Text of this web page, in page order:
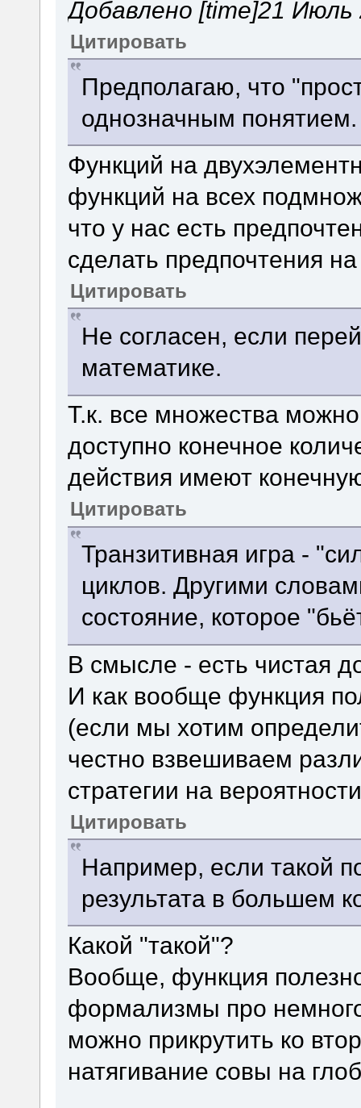
Добавлено [time]21 Июль
Цитировать
Предполагаю, что
однозначным понятием.
Функций на
функций на всех
что у нас есть
сделать предпочтения
Цитировать
Не согласен, если
математике.
Т.к. все множества
доступно конечное
действия имеют
Цитировать
Транзитивная игра -
циклов. Другими
состояние, которое
В смысле - есть чистая
И как вообще функция
(если мы хотим
честно взвешиваем
стратегии на
Цитировать
Например, если такой
результата в большем
Какой "такой"?
Вообще, функция
формализмы про
можно прикрутить ко
натягивание совы на